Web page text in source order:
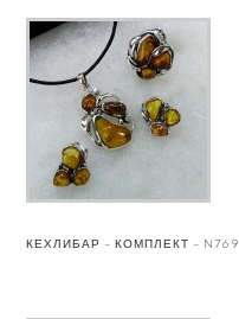
КЕХЛИБАР – КОМПЛЕКТ – N769